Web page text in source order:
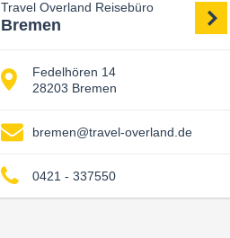
Travel Overland Reisebüro
Bremen
Fedelhören 14
28203 Bremen
bremen@travel-overland.de
0421 - 337550